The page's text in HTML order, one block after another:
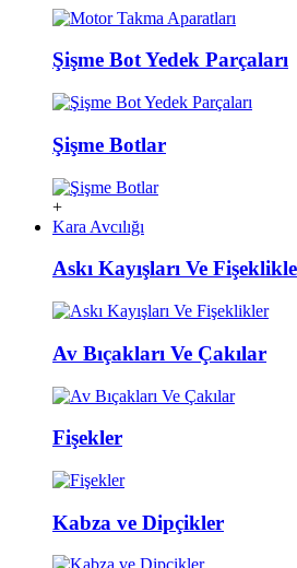
Şişme Bot Yedek Parçaları
Şişme Botlar
+
Kara Avcılığı
Askı Kayışları Ve
Av Bıçakları Ve Çakılar
Fişekler
Kabza ve Dipçikler